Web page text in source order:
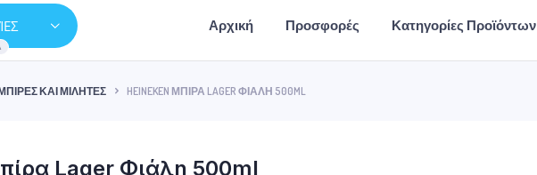
Αρχική Προσφορές Κατηγορίες Προϊόντων
ΚΑΙ ΜΙΛΉΤΕΣ HEINEKEN ΜΠΊΡΑ LAGER ΦΙΆΛΗ 500ML
Lager Φιάλη 500ml